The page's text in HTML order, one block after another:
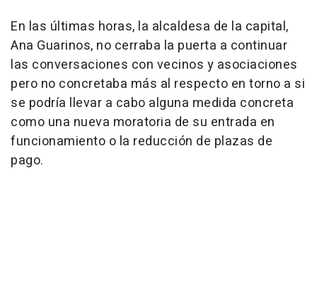
En las últimas horas, la alcaldesa de la capital,
Ana Guarinos, no cerraba la puerta a continuar
las conversaciones con vecinos y asociaciones
pero no concretaba más al respecto en torno a si
se podría llevar a cabo alguna medida concreta
como una nueva moratoria de su entrada en
funcionamiento o la reducción de plazas de
pago.